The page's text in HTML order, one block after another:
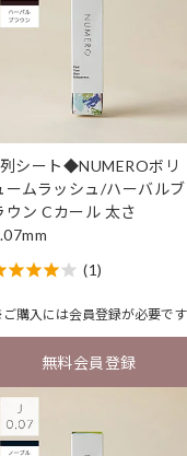
シート◆NUMEROボリ
ームラッシュ/ハーバルブ
ウン Cカール 太さ
(1)
購入には会員登録が必要です
無料会員登録